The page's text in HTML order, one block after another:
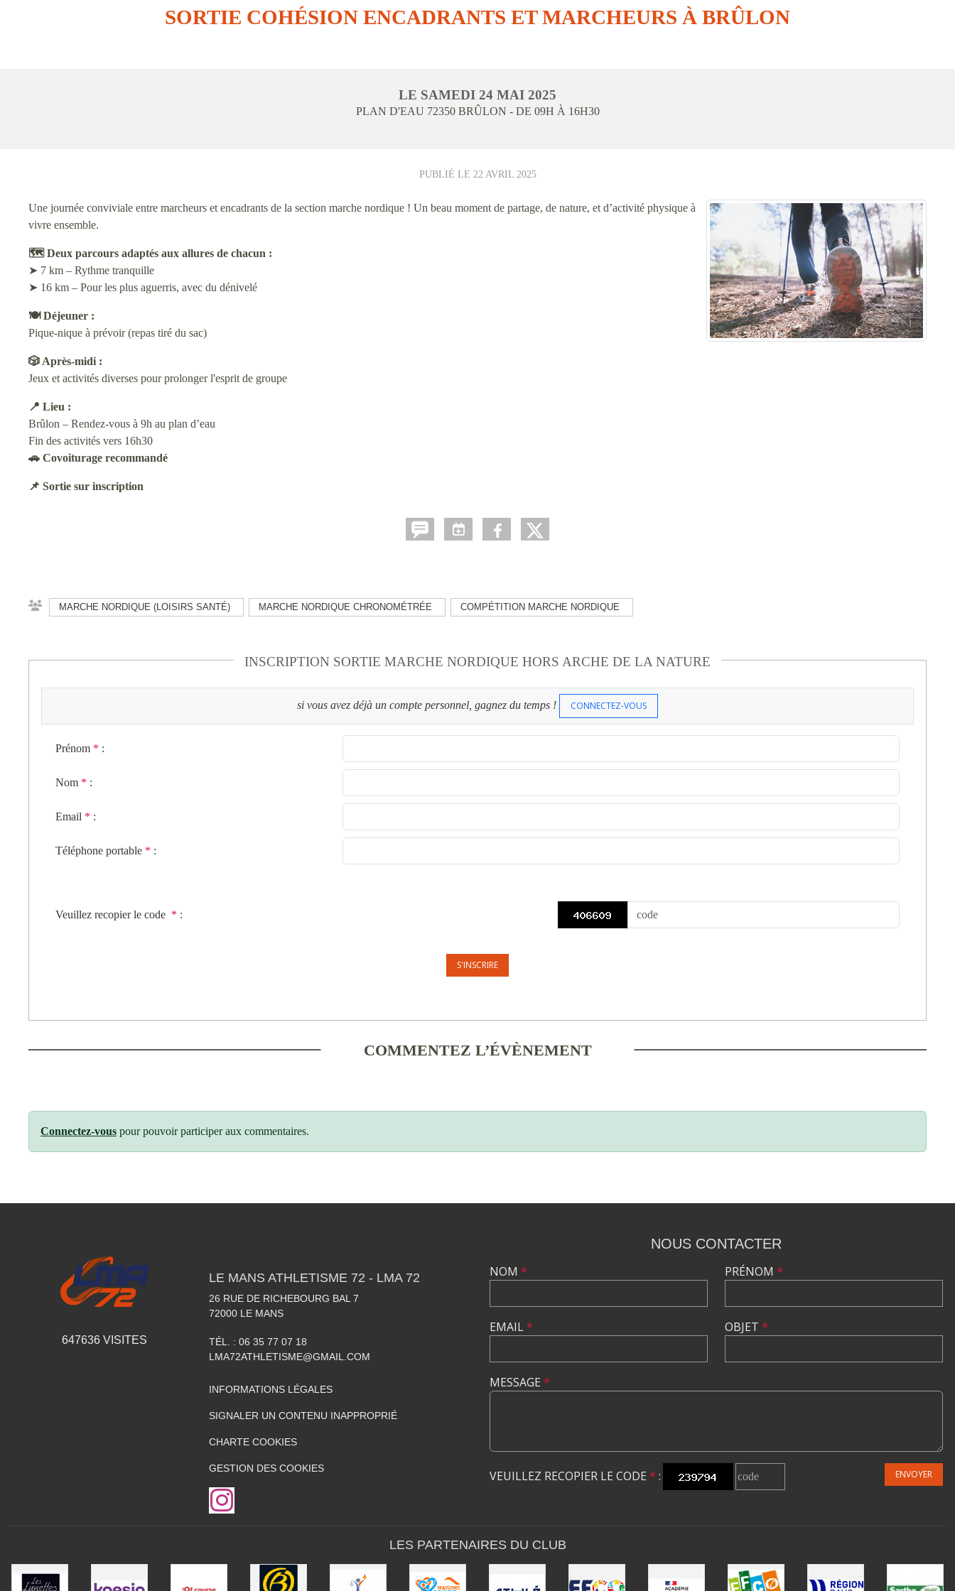
SORTIE COHÉSION ENCADRANTS ET MARCHEURS À BRÛLON
LE SAMEDI 24 MAI 2025
PLAN D'EAU 72350 BRÛLON - DE 09H À 16H30
PUBLIÉ LE 22 AVRIL 2025
Une journée conviviale entre marcheurs et encadrants de la section marche nordique ! Un beau moment de partage, de nature, et d’activité physique à
vivre ensemble.
🗺 Deux parcours adaptés aux allures de chacun :
➤ 7 km – Rythme tranquille
➤ 16 km – Pour les plus aguerris, avec du dénivelé
🍽 Déjeuner :
Pique-nique à prévoir (repas tiré du sac)
🎲 Après-midi :
Jeux et activités diverses pour prolonger l'esprit de groupe
📍 Lieu :
Brûlon – Rendez-vous à 9h au plan d’eau
Fin des activités vers 16h30
🚗 Covoiturage recommandé
📌 Sortie sur inscription
MARCHE NORDIQUE (LOISIRS SANTÉ) MARCHE NORDIQUE CHRONOMÉTRÉE COMPÉTITION MARCHE NORDIQUE
INSCRIPTION SORTIE MARCHE NORDIQUE HORS ARCHE DE LA NATURE
si vous avez déjà un compte personnel, gagnez du temps ! CONNECTEZ-VOUS
Prénom * :
Nom * :
Email * :
Téléphone portable * :
Veuillez recopier le code * :
COMMENTEZ L’ÉVÈNEMENT
Connectez-vous pour pouvoir participer aux commentaires.
647636 VISITES
LE MANS ATHLETISME 72 - LMA 72
26 RUE DE RICHEBOURG BAL 7
72000 LE MANS
TÉL. : 06 35 77 07 18
LMA72ATHLETISME@GMAIL.COM
INFORMATIONS LÉGALES
SIGNALER UN CONTENU INAPPROPRIÉ
CHARTE COOKIES
GESTION DES COOKIES
NOUS CONTACTER
NOM *
EMAIL*
PRÉNOM *
OBJET *
MESSAGE *
VEUILLEZ RECOPIER LE CODE * : ENVOYER
LES PARTENAIRES DU CLUB